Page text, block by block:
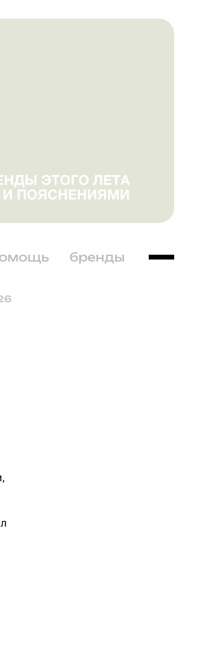
бренды